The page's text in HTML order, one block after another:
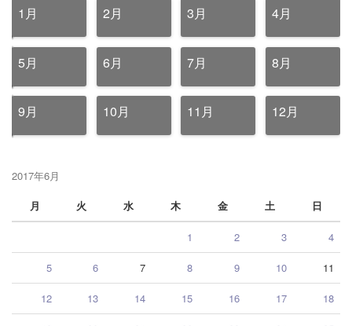
1月 2月 3月 4月
5月 6月 7月 8月
9月 10月 11月 12月
2017年6月
月
火 水 木 金 土 日
1 2 3 4
5 6 7 8 9 10 11
12 13 14 15 16 17 18